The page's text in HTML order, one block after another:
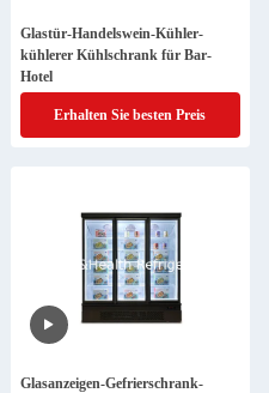
Glastür-Handelswein-Kühler-
kühlerer Kühlschrank für Bar-
Hotel
Erhalten Sie besten Preis
Glasanzeigen-Gefrierschrank-